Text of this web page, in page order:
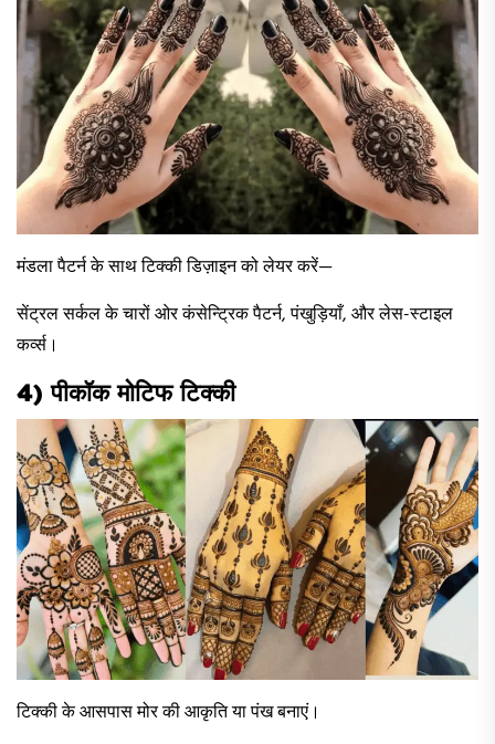
मंडला पैटर्न के साथ टिक्की डिज़ाइन को लेयर करें—
सेंट्रल सर्कल के चारों ओर कंसेन्ट्रिक पैटर्न, पंखुड़ियाँ, और लेस-स्टाइल
कर्व्स।
4) पीकॉक मोटिफ टिक्की
टिक्की के आसपास मोर की आकृति या पंख बनाएं।